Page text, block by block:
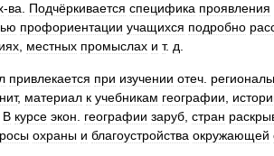
-ва Подчёркивается специфика проявления
профориентации учащихся подробно
местных промыслах и т. д
привлекается при изучении отеч
, материал к учебникам географии
В курсе экон географии заруб стран
охраны и благоустройства окружающей